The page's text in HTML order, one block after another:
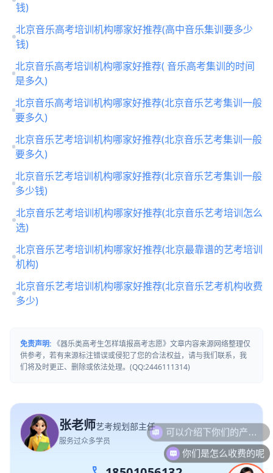
钱)
北京音乐高考培训机构哪家好推荐(高中音乐集训要多少
钱)
北京音乐高考培训机构哪家好推荐( 音乐高考集训的时间
是多久)
北京音乐高考培训机构哪家好推荐(北京音乐艺考集训一般
要多久)
北京音乐艺考培训机构哪家好推荐(北京音乐艺考集训一般
要多久)
北京音乐艺考培训机构哪家好推荐(北京音乐艺考集训一般
多少钱)
北京音乐艺考培训机构哪家好推荐(北京音乐艺考培训怎么
选)
北京音乐艺考培训机构哪家好推荐(北京最靠谱的艺考培训
机构)
北京音乐艺考培训机构哪家好推荐(北京音乐艺考机构收费
多少)
免责声明: 《器乐类高考生怎样填报高考志愿》文章内容来源网络整理仅
供参考，若有来源标注错误或侵犯了您的合法权益，请与我们联系，我
们将及时更正、删除或依法处理。(QQ:2446111314)
张老师艺考规划部主任
服务过众多学员
你们是怎么收费的呢